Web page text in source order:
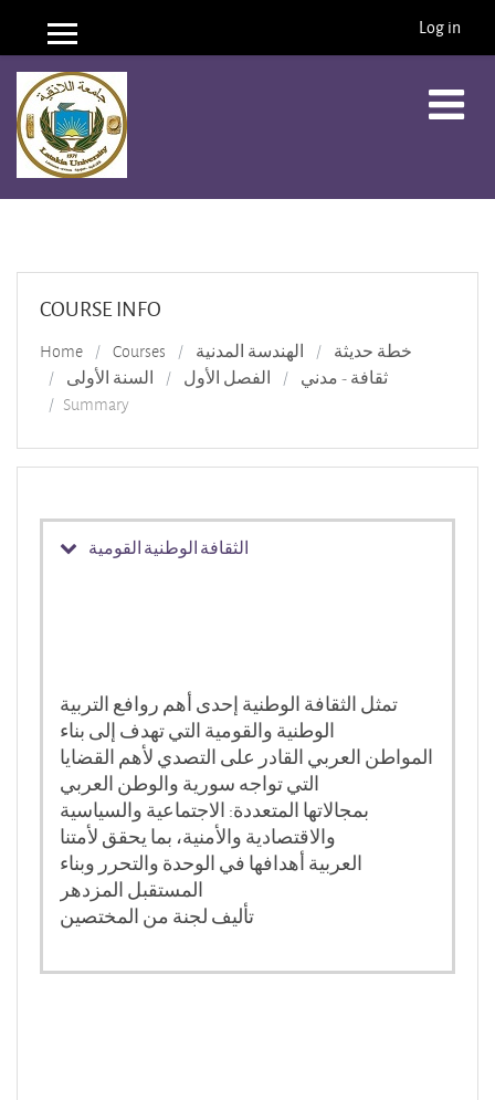
Skip to main content
Side panel Log in
COURSE INFO
Home Courses الهندسة المدنية
خطة حديثة
السنة الأولى
الفصل الأول
ثقافة - مدني
Summary
الثقافة الوطنية القومية
تمثل الثقافة الوطنية إحدى أهم روافع التربية
الوطنية والقومية التي تهدف إلى بناء
المواطن العربي القادر على التصدي لأهم القضايا
التي تواجه سورية والوطن العربي
بمجالاتها المتعددة: الاجتماعية والسياسية
والاقتصادية والأمنية، بما يحقق لأمتنا
العربية أهدافها في الوحدة والتحرر وبناء
المستقبل المزدهر
تأليف لجنة من المختصين